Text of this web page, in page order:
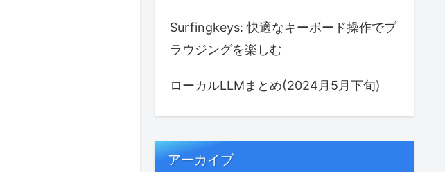
Surfingkeys: 快適なキーボード操作でブ
ラウジングを楽しむ
ローカルLLMまとめ(2024月5月下旬)
アーカイブ